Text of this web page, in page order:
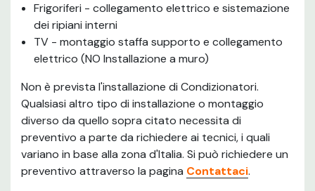
Frigoriferi - collegamento elettrico e sistemazione
dei ripiani interni
TV - montaggio staffa supporto e collegamento
elettrico (NO Installazione a muro)
Non è prevista l'installazione di Condizionatori.
Qualsiasi altro tipo di installazione o montaggio
diverso da quello sopra citato necessita di
preventivo a parte da richiedere ai tecnici, i quali
variano in base alla zona d'Italia. Si può richiedere un
preventivo attraverso la pagina Contattaci.